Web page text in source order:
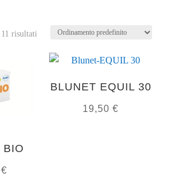
risultati
BIO
€
BLUNET EQUIL 30
19,50€